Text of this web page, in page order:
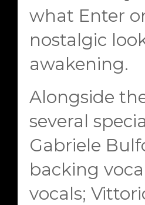
what Enter
nostalgic
awakening.
Alongside
several
Gabriele
backing
vocals;